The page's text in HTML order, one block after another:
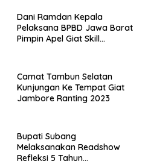
Dani Ramdan Kepala
Pelaksana BPBD Jawa Barat
Pimpin Apel Giat Skill
Camat Tambun Selatan
Kunjungan Ke Tempat Giat
Jambore Ranting 2023
Bupati Subang
Melaksanakan Readshow
Refleksi 5 Tahun